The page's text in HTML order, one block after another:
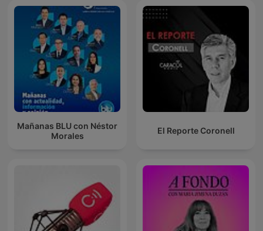
Mañanas BLU con Néstor
Morales
El Reporte Coronell